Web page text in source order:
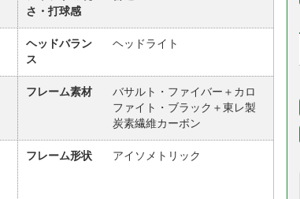
さ・打球感
ヘッドバラン
ス
ヘッドライト
フレーム素材
バサルト・ファイバー＋カロ
ファイト・ブラック＋東レ製
炭素繊維カーボン
フレーム形状 アイソメトリック